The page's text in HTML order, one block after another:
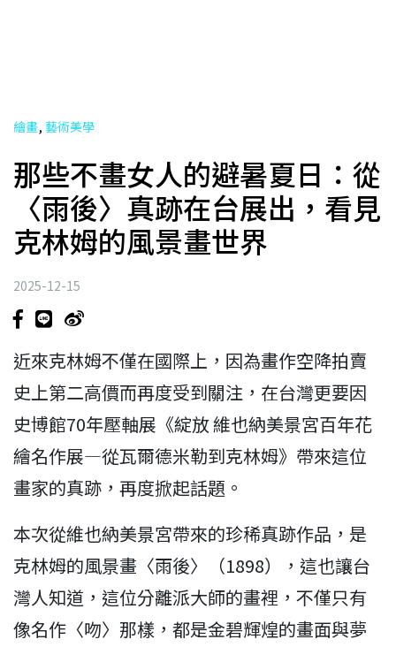
繪畫, 藝術美學
那些不畫女人的避暑夏日：從
〈雨後〉真跡在台展出，看見
克林姆的風景畫世界
2025-12-15
近來克林姆不僅在國際上，因為畫作空降拍賣
史上第二高價而再度受到關注，在台灣更要因
史博館70年壓軸展《綻放 維也納美景宮百年花
繪名作展—從瓦爾德米勒到克林姆》帶來這位
畫家的真跡，再度掀起話題。
本次從維也納美景宮帶來的珍稀真跡作品，是
克林姆的風景畫〈雨後〉（1898），這也讓台
灣人知道，這位分離派大師的畫裡，不僅只有
像名作〈吻〉那樣，都是金碧輝煌的畫面與夢